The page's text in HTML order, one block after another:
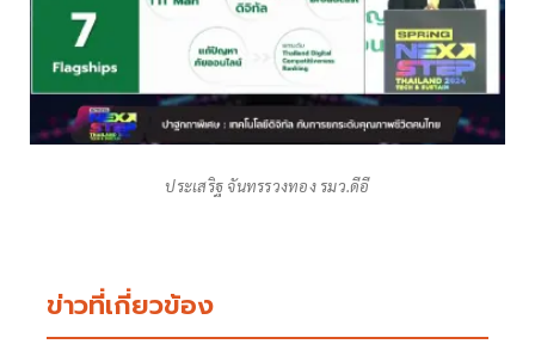
ประเสริฐ จันทรรวงทอง รมว.ดีอี
ข่าวที่เกี่ยวข้อง